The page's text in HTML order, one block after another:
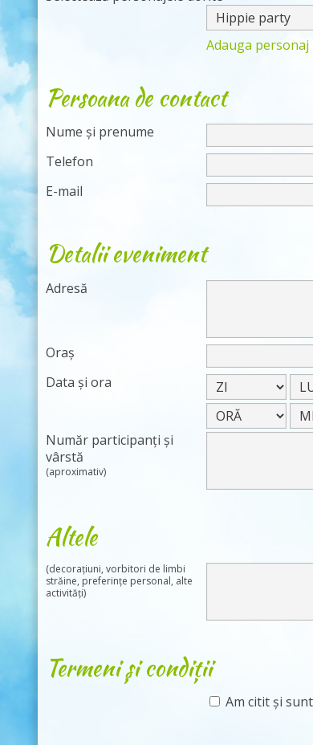
Adauga personaj
Persoana de contact
Nume și prenume
Telefon
E-mail
Detalii eveniment
Adresă
Oraș
Data și ora
Număr participanți și
vârstă
(aproximativ)
Altele
(decorațiuni, vorbitori de limbi
străine, preferințe personal, alte
activități)
Termeni și condiții
Am citit și